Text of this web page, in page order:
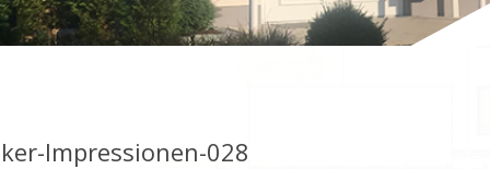
Impressionen-028